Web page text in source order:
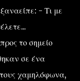
- Τι με
το σημείο
σε ένα
χαμηλόφωνα,